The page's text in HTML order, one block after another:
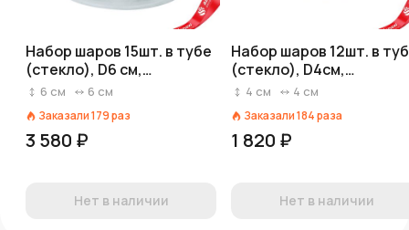
Набор шаров 15шт. в тубе
(стекло), D6 см,
прозрачный
6 см 6 см
Заказали179раз
3 580 ₽
Нет в наличии
Набор шаров 12шт. в
(стекло), D4см,
прозрачный
4 см 4 см
Заказали184раза
1 820 ₽
Нет в наличии